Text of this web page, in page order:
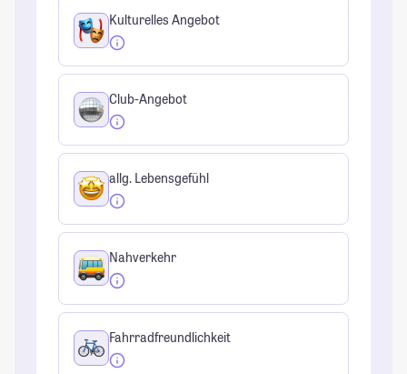
Kulturelles Angebot
Club-Angebot
allg. Lebensgefühl
Nahverkehr
Fahrradfreundlichkeit